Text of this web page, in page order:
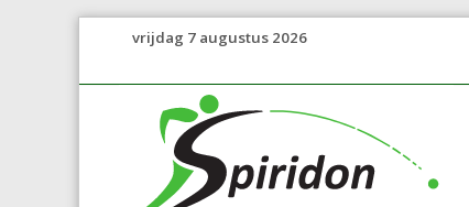
vrijdag 7 augustus 2026